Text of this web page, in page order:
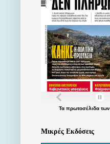
Τα πρωτοσέλιδατων
Μικρές Εκδόσεις